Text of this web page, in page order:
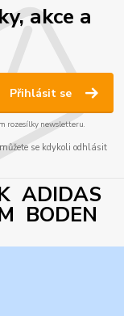
akce a
Přihlásit se
rozesílky newsletteru.
se kdykoli odhlásit
ADIDAS
BODEN